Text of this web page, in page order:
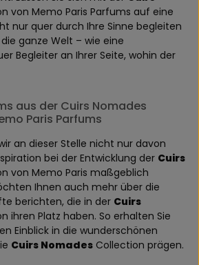
von Memo Paris Parfums auf eine
nur quer durch Ihre Sinne begleiten
ganze Welt – wie eine
Begleiter an Ihrer Seite, wohin der
aus der Cuirs Nomades
Paris Parfums
an dieser Stelle nicht nur davon
bei der Entwicklung der Cuirs
von Memo Paris maßgeblich
Ihnen auch mehr über die
berichten, die in der Cuirs
ihren Platz haben. So erhalten Sie
Einblick in die wunderschönen
Cuirs Nomades Collection prägen.